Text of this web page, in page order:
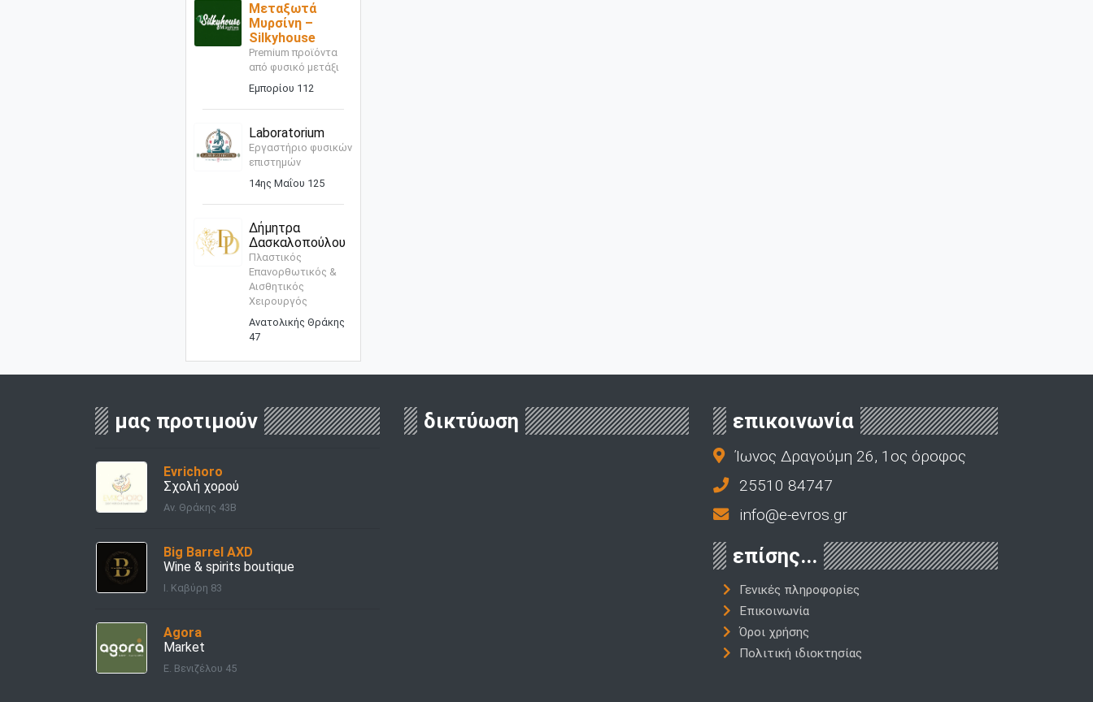
Μεταξωτά
Μυρσίνη –
Silkyhouse
Premium προϊόντα
από φυσικό μετάξι
Εμπορίου 112
Laboratorium
Εργαστήριο φυσικών
επιστημών
14ης Μαΐου 125
Δήμητρα
Δασκαλοπούλου
Πλαστικός
Επανορθωτικός &
Αισθητικός
Χειρουργός
Ανατολικής Θράκης
47
μας προτιμούν
Evrichoro
Σχολή χορού
Αν. Θράκης 43Β
Big Barrel AXD
Wine & spirits boutique
Ι. Καβύρη 83
Agora
Market
E. Βενιζέλου 45
δικτύωση επικοινωνία
Ίωνος Δραγούμη 26, 1ος όροφος
25510 84747
info@e-evros.gr
επίσης...
Γενικές πληροφορίες
Επικοινωνία
Όροι χρήσης
Πολιτική ιδιοκτησίας